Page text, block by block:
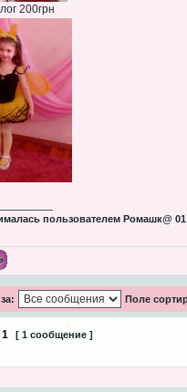
200грн
пользователем Ромашк@ 01
Поле
1 [ 1 сообщение ]